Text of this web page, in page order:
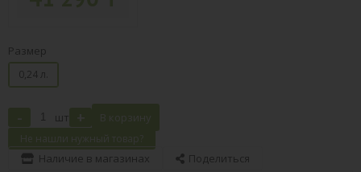
Размер
0,24 л.
- шт + В корзину
Не нашли нужный товар?
Наличие в магазинах Поделиться